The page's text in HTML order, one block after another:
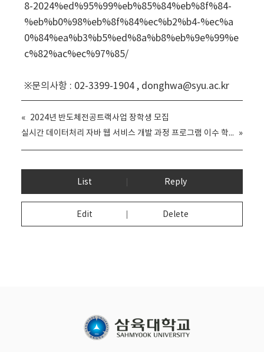
8-2024%ed%95%99%eb%85%84%eb%8f%84-
%eb%b0%98%eb%8f%84%ec%b2%b4-%ec%a
0%84%ea%b3%b5%ed%8a%b8%eb%9e%99%e
c%82%ac%ec%97%85/
※문의사항 : 02-3399-1904 , donghwa@syu.ac.kr
« 2024년 반도체전공트랙사업 장학생 모집
실시간 데이터처리 자바 웹 서비스 개발 과정 프로그램 이수 학생 모집(선착순 모집! ~6월 16일 까지)
»
List Reply
Edit Delete